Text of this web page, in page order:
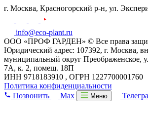
г. Москва, Красногорский р-н, ул.
info@eco-plant.ru
ООО «ПРОФ ГАРДЕН» © Все права
Юридический адрес: 107392, г. Москва,
муниципальный округ Преображенское,
7А, к. 2, помещ. 18П
ИНН 9718183910 , ОГРН 1227700001760
Политика конфиденциальности
Позвонить
Max Меню